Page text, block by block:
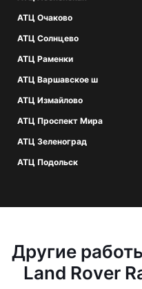
АТЦ Очаково
АТЦ Солнцево
АТЦ Раменки
АТЦ Варшавское ш
АТЦ Измайлово
АТЦ Проспект Мира
АТЦ Зеленоград
АТЦ Подольск
Другие
Land Rover